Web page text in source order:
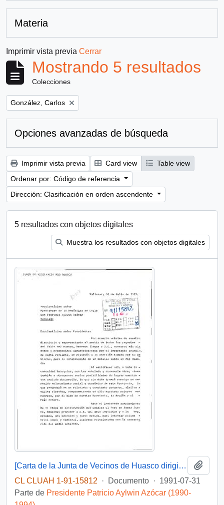
Materia
Imprimir vista previa Cerrar
Mostrando 5 resultados
Colecciones
Remove filter:
González, Carlos
Opciones avanzadas de búsqueda
Imprimir vista previa Card view
Table view
Ordenar por: Código de referencia
Dirección: Clasificación en orden ascendente
5 resultados con objetos digitales
Muestra los resultados con objetos digitales
[Carta de la Junta de Vecinos de Huasco dirigida al Presidente Patricio Aylwin sobre la construcción de un embalse]
CL CLUAH 1-91-15812
· Documento · 1991-07-31
Parte de Presidente Patricio Aylwin Azócar (1990-